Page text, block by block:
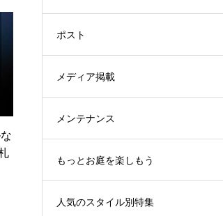
ポスト
メディア掲載
メンテナンス
もっとお庭を楽しもう
人気のスタイル別特集